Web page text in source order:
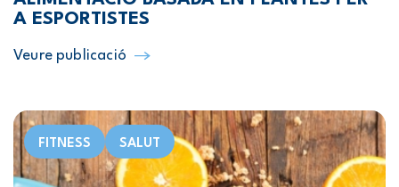
A ESPORTISTES
Veure publicació
FITNESS SALUT